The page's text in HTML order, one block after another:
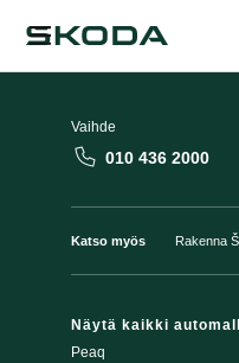
Vaihde
010 436 2000
Katso myös Rakenna
Näytä kaikki
Peaq